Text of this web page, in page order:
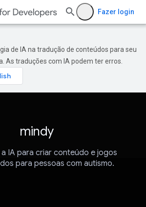
Fazer login
de IA na tradução de conteúdos para seu
As traduções com IA podem ter erros.
mindy
IA para criar conteúdo e jogos
para pessoas com autismo.